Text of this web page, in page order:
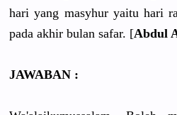
hari yang masyhur yaitu hari
pada akhir bulan safar. [Abdul
JAWABAN :